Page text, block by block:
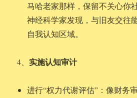
马哈老家那样，保留不关心你
神经科学家发现，与旧友交往
自我认知区域。
4、实施认知审计
进行“权力代谢评估”：像财务